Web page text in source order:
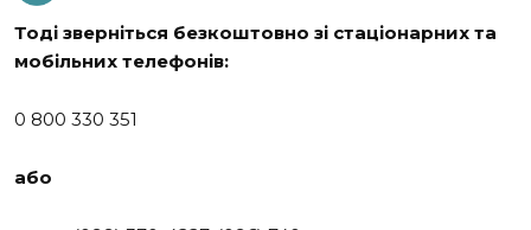
Тоді зверніться безкоштовно зі стаціонарних та
мобільних телефонів:
0 800 330 351
або